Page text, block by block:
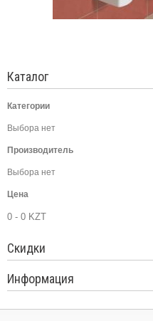
Каталог
Категории
Выбора нет
Производитель
Выбора нет
Цена
0 - 0 KZT
Скидки
Информация